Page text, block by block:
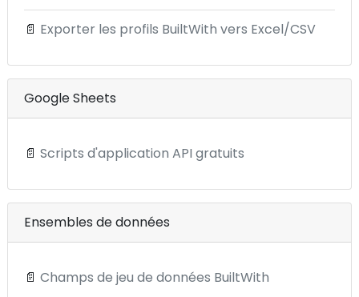
📄 Exporter les profils BuiltWith vers Excel/CSV
Google Sheets
📄 Scripts d'application API gratuits
Ensembles de données
📄 Champs de jeu de données BuiltWith